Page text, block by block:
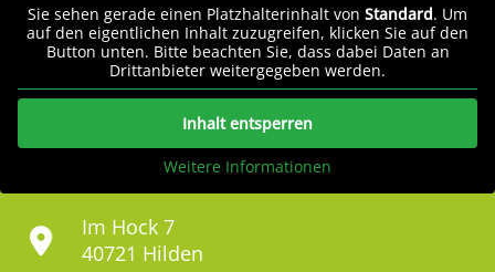
Sie sehen gerade einen Platzhalterinhalt von Standard. Um
auf den eigentlichen Inhalt zuzugreifen, klicken Sie auf den
Button unten. Bitte beachten Sie, dass dabei Daten an
Drittanbieter weitergegeben werden.
Inhalt entsperren
Weitere Informationen
Im Hock 7
40721 Hilden